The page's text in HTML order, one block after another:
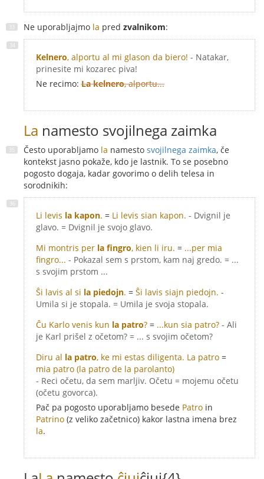
Ne uporabljajmo la pred zvalnikom:
Kelnero, alportu al mi glason da biero! - Natakar,
prinesite mi kozarec piva!
Ne recimo: La kelnero, alportu...
La namesto svojilnega zaimka
Često uporabljamo la namesto svojilnega zaimka, če
kontekst jasno pokaže, kdo je lastnik. To se posebno
pogosto dogaja, kadar govorimo o delih telesa in
sorodnikih:
Li levis la kapon. = Li levis sian kapon. - Dvignil je
glavo. = Dvignil je svojo glavo.
Mi montris per la fingro, kien li iru. = ...per mia
fingro... - Pokazal sem s prstom, kam naj gredo. = ...
s svojim prstom ...
Ŝi lavis al si la piedojn. = Ŝi lavis siajn piedojn. -
Umila si je stopala. = Umila je svoja stopala.
Ĉu Karlo venis kun la patro? = ...kun sia patro? - Ali
je Karl prišel z očetom? = ... s svojim očetom?
Diru al la patro, ke mi estas diligenta. La patro =
mia patro (la patro de la parolanto)
- Reci očetu, da sem marljiv. Očetu = mojemu očetu
(očetu govorca).
Pač pa pogosto uporabljamo besede Patro in
Patrino (z veliko začetnico) kakor lastna imena brez
la.